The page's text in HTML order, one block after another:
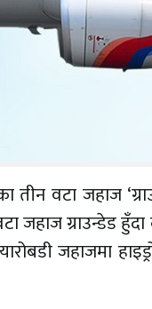
वटा जहाज
जहाज ग्राउन्डेड
जहाजमा